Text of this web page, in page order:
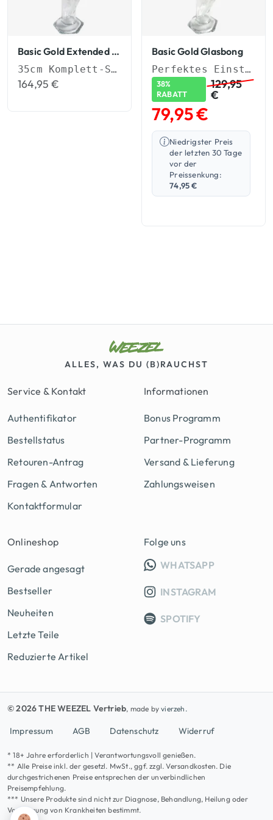
Basic Gold Extended Glasbong
35cm Komplett-Set (NS 19) mit Aktivkohle-Adapter & Eiskerben.
164,95€
Basic Gold Glasbong
Perfektes Einsteiger-Set in handgemachter Qualität
38%
RABATT
129,95
€
79,95€
Niedrigster Preis
der letzten 30 Tage
vor der
Preissenkung:
74,95€
ALLES, WAS DU (B)RAUCHST
Service & Kontakt
Authentifikator
Bestellstatus
Retouren-Antrag
Fragen & Antworten
Kontaktformular
Informationen
Bonus Programm
Partner-Programm
Versand & Lieferung
Zahlungsweisen
Onlineshop
Gerade angesagt
Bestseller
Neuheiten
Letzte Teile
Reduzierte Artikel
Folge uns
WHATSAPPINFO
INSTAGRAM
SPOTIFY
© 2026 THE WEEZEL Vertrieb, made byvierzeh.
Impressum AGB Datenschutz Widerruf
* 18+ Jahre erforderlich | Verantwortungsvoll genießen.
** Alle Preise inkl. der gesetzl. MwSt., ggf. zzgl. Versandkosten. Die
durchgestrichenen Preise entsprechen der unverbindlichen
Preisempfehlung.
*** Unsere Produkte sind nicht zur Diagnose, Behandlung, Heilung oder
Vorbeugung von Krankheiten bestimmt.